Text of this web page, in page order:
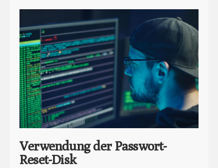
Verwendung der Passwort-
Reset-Disk